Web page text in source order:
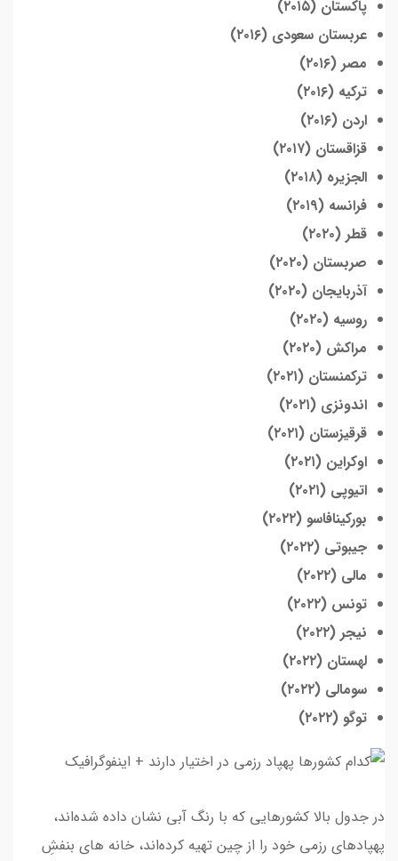
پاکستان (۲۰۱۵)
عربستان سعودی (۲۰۱۶)
مصر (۲۰۱۶)
ترکیه (۲۰۱۶)
اردن (۲۰۱۶)
قزاقستان (۲۰۱۷)
الجزیره (۲۰۱۸)
فرانسه (۲۰۱۹)
قطر (۲۰۲۰)
صربستان (۲۰۲۰)
آذربایجان (۲۰۲۰)
روسیه (۲۰۲۰)
مراکش (۲۰۲۰)
ترکمنستان (۲۰۲۱)
اندونزی (۲۰۲۱)
قرقیزستان (۲۰۲۱)
اوکراین (۲۰۲۱)
اتیوپی (۲۰۲۱)
بورکینافاسو (۲۰۲۲)
جیبوتی (۲۰۲۲)
مالی (۲۰۲۲)
تونس (۲۰۲۲)
نیجر (۲۰۲۲)
لهستان (۲۰۲۲)
سومالی (۲۰۲۲)
توگو (۲۰۲۲)
در جدول بالا کشورهایی که با رنگ آبی نشان داده شده‌اند،
پهپادهای رزمی خود را از چین تهیه کرده‌اند، خانه های بنفشِ